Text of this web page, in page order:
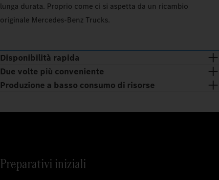
lunga durata. Proprio come ci si aspetta da un ricambio
originale Mercedes‑Benz Trucks.
Disponibilità rapida
Due volte più conveniente
Produzione a basso consumo di risorse
Preparativi iniziali